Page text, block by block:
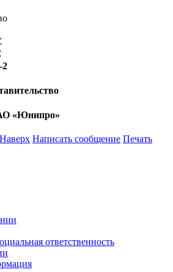
2
«Юнипро»
Наверх Написать сообщение Печать
ответственность